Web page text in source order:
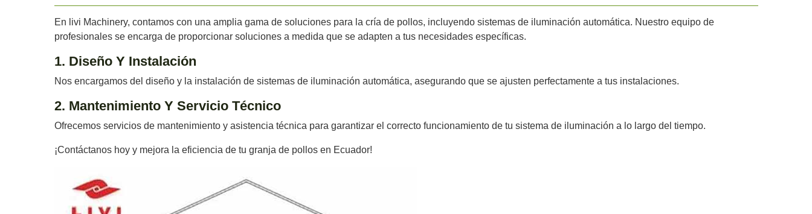
En livi Machinery, contamos con una amplia gama de soluciones para la cría de pollos, incluyendo sistemas de iluminación automática. Nuestro equipo de
profesionales se encarga de proporcionar soluciones a medida que se adapten a tus necesidades específicas.
1. Diseño Y Instalación
Nos encargamos del diseño y la instalación de sistemas de iluminación automática, asegurando que se ajusten perfectamente a tus instalaciones.
2. Mantenimiento Y Servicio Técnico
Ofrecemos servicios de mantenimiento y asistencia técnica para garantizar el correcto funcionamiento de tu sistema de iluminación a lo largo del tiempo.
¡Contáctanos hoy y mejora la eficiencia de tu granja de pollos en Ecuador!